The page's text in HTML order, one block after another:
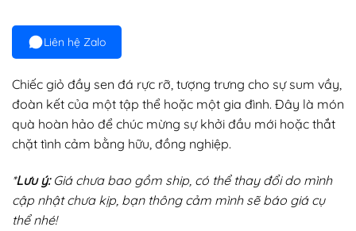
Liên hệ Zalo
Chiếc giỏ đầy sen đá rực rỡ, tượng trưng cho sự sum vầy,
đoàn kết của một tập thể hoặc một gia đình. Đây là món
quà hoàn hảo để chúc mừng sự khởi đầu mới hoặc thắt
chặt tình cảm bằng hữu, đồng nghiệp.
*Lưu ý:Giá chưa bao gồm ship, có thể thay đổi do mình
cập nhật chưa kịp, bạn thông cảm mình sẽ báo giá cụ
thể nhé!